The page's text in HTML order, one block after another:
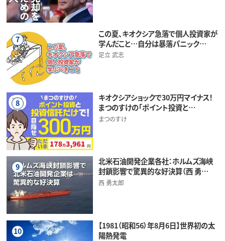
7
この夏、キオクシア急落で個人投資家が
学んだこと…自分は暴落パニック…
足立 武志
8
キオクシアショックで30万円マイナス！
まつのすけの「ポイント投資と…
まつのすけ
9
北米石油開発企業各社：ホルムズ海峡
封鎖影響で驚異的な好決算（西 勇…
西 勇太郎
10
【1981（昭和56）年8月6日】世界初の太
陽熱発電